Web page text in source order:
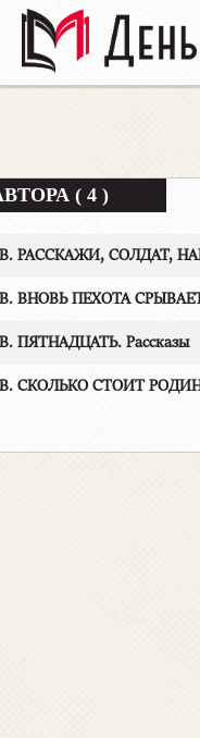
( 4 )
РАССКАЖИ, СОЛДАТ,
ВНОВЬ ПЕХОТА
ПЯТНАДЦАТЬ. Рассказы
СКОЛЬКО СТОИТ